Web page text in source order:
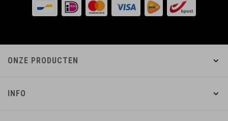
ONZE PRODUCTEN
INFO